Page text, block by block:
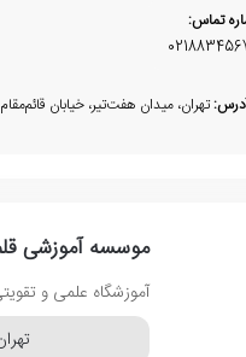
تماس:
تهران، میدان هفت‌تیر، خیابان
موسسه آموزشی
آموزشگاه علمی و